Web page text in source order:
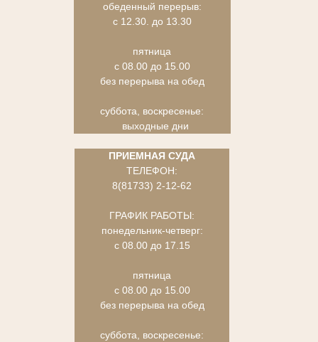
обеденный перерыв:
с 12.30. до 13.30
пятница
с 08.00 до 15.00
без перерыва на обед
суббота, воскресенье:
выходные дни
ПРИЕМНАЯ СУДА
ТЕЛЕФОН:
8(81733) 2-12-62
ГРАФИК РАБОТЫ:
понедельник-четверг:
с 08.00 до 17.15
пятница
с 08.00 до 15.00
без перерыва на обед
суббота, воскресенье: